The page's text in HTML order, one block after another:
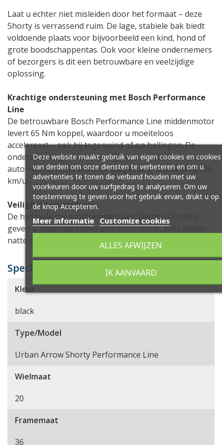
Laat u echter niet misleiden door het formaat – deze
Shorty is verrassend ruim. De lage, stabiele bak biedt
voldoende plaats voor bijvoorbeeld een kind, hond of
grote boodschappentas. Ook voor kleine ondernemers
of bezorgers is dit een betrouwbare en veelzijdige
oplossing.
Krachtige ondersteuning met Bosch Performance
Line
De betrouwbare Bosch Performance Line middenmotor
levert 65 Nm koppel, waardoor u moeiteloos
accelereert – ook bij tegenwind of op hellingen. De
ondersteuning voelt natuurlijk aan en stopt
automatisch bij de wettelijk toegestane snelheid van 25
km/u.
Veiligheid en controle
De hydraulische schijfremmen van Tektro (Dorado)
geven u maximale remkracht en controle, zelfs onder
natte of zware omstandigheden.
Specificaties
Kleur
black
Type/Model
Urban Arrow Shorty Performance Line
Wielmaat
20
Framemaat
36
Deze website maakt gebruik van eigen cookies en cookies
van derden om onze diensten te verbeteren en om u
advertenties te tonen die verband houden met uw
voorkeuren door uw surfgedrag te analyseren. Om uw
toestemming te geven voor het gebruik ervan, drukt u op
de knop Accepteren.
Meer informatie Customize cookies
ALLES AFWIJZEN
IK AANVAARD